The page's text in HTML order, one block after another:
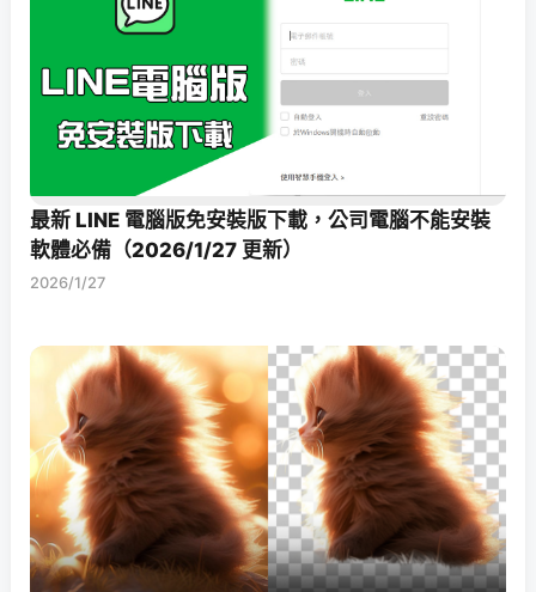
最新 LINE 電腦版免安裝版下載，公司電腦不能安裝
軟體必備（2026/1/27 更新）
2026/1/27